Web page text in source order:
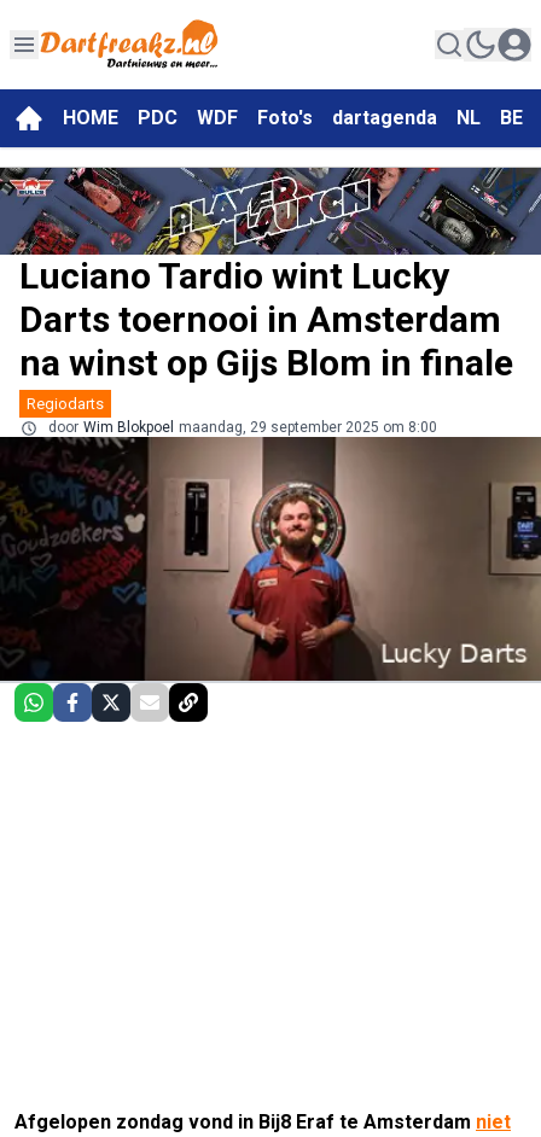
HOME PDC WDF Foto's dartagenda NL BE
Luciano Tardio wint Lucky
Darts toernooi in Amsterdam
na winst op Gijs Blom in finale
Regiodarts
door Wim Blokpoel maandag, 29 september 2025 om 8:00
Afgelopen zondag vond in Bij8 Eraf te Amsterdam niet